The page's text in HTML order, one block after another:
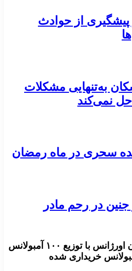
پیشگیری از حوادث
به‌تنهایی مشکلات
نمی‌کند
سحری در ماه رمضان
در رحم مادر
آغاز طرح ارتقای ناوگان اورژانس با توزیع ۱۰۰ آمبولانس